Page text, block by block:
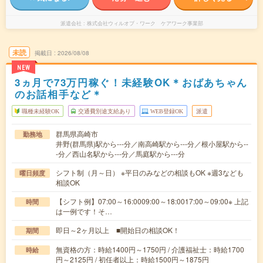
派遣会社 株式会社ウィルオブ・ワーク ケアワーク事業部
未読
NEW
掲載日 2026/08/08
3ヵ月で73万円稼ぐ！未経験OK＊おばあちゃん
のお話相手など＊
職種未経験OK 交通費別途支給あり WEB登録OK 派遣
勤務地
群馬県高崎市
井野(群馬県)駅から---分／南高崎駅から---分／根小屋駅から--
-分／西山名駅から---分／馬庭駅から---分
曜日頻度
シフト制（月～日） ※平日のみなどの相談もOK ※週3なども
相談OK
時間
【シフト例】07:00～16:0009:00～18:0017:00～09:00※ 上記
は一例です！そ…
期間 即日～2ヶ月以上 ■開始日の相談OK！
時給
無資格の方：時給1400円～1750円 / 介護福祉士：時給1700
円～2125円 / 初任者以上：時給1500円～1875円